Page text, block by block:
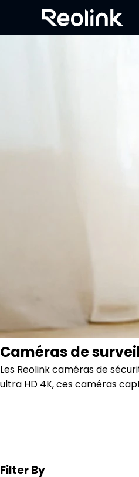
Caméras de
Les Reolink caméras de
ultra HD 4K, ces caméras
Filter By